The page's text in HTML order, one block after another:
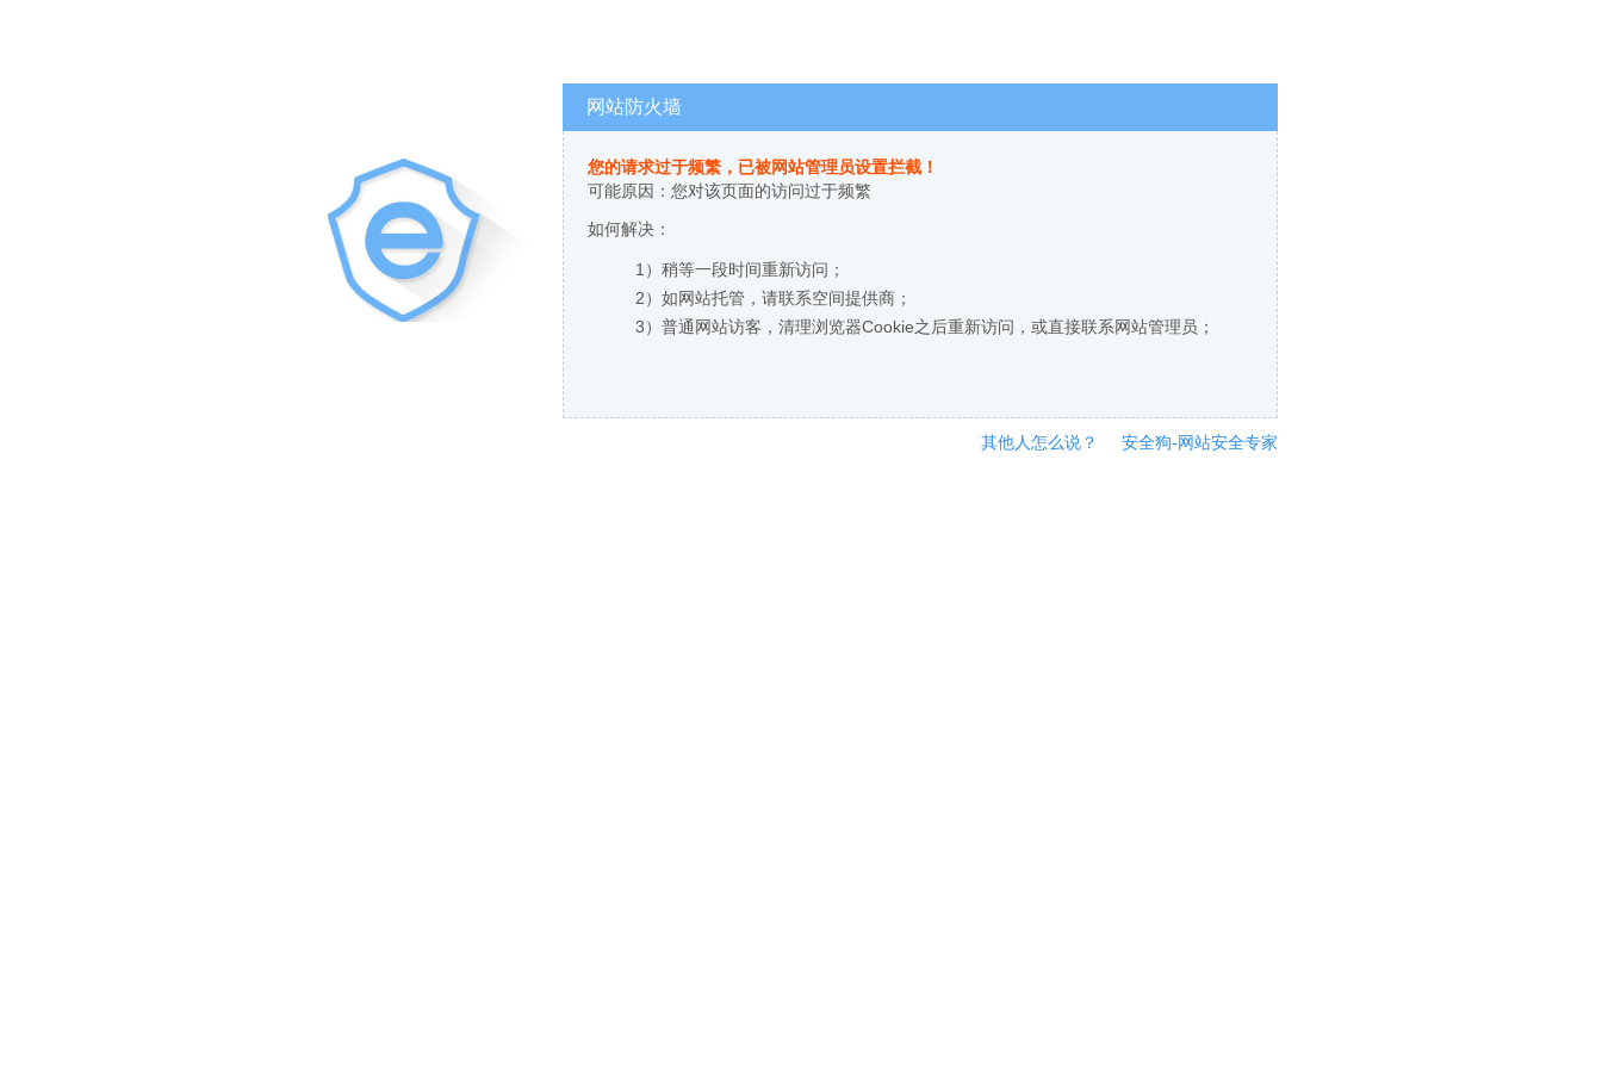
网站防火墙
您的请求过于频繁，已被网站管理员设置拦截！
可能原因：您对该页面的访问过于频繁
如何解决：
1）稍等一段时间重新访问；
2）如网站托管，请联系空间提供商；
3）普通网站访客，清理浏览器Cookie之后重新访问，或直接联系网站管理员；
其他人怎么说？ 安全狗-网站安全专家